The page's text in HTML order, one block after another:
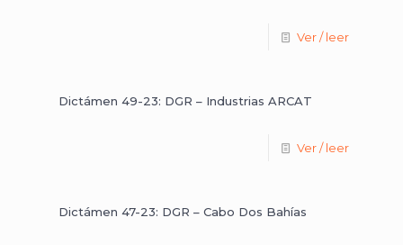
Ver / leer
Dictámen 49-23: DGR – Industrias ARCAT
Ver / leer
Dictámen 47-23: DGR – Cabo Dos Bahías